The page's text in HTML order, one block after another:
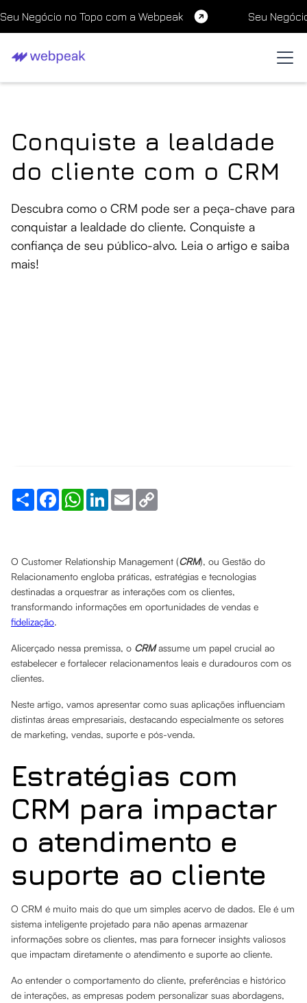
Seu Negócio no Topo com a Webpeak Seu
Conquiste a lealdade
do cliente com o CRM
Descubra como o CRM pode ser a peça-chave para
conquistar a lealdade do cliente. Conquiste a
confiança de seu público-alvo. Leia o artigo e saiba
mais!
Share FacebookWhatsApp
LinkedInEmail
O Customer Relationship Management (CRM), ou Gestão do
Relacionamento engloba práticas, estratégias e tecnologias
destinadas a orquestrar as interações com os clientes,
transformando informações em oportunidades de vendas e
fidelização.
Alicerçado nessa premissa, o CRMassume um papel crucial ao
estabelecer e fortalecer relacionamentos leais e duradouros com os
clientes.
Neste artigo, vamos apresentar como suas aplicações influenciam
distintas áreas empresariais, destacando especialmente os setores
de marketing, vendas, suporte e pós-venda.
Estratégias com
CRM para impactar
o atendimento e
suporte ao cliente
O CRM é muito mais do que um simples acervo de dados. Ele é um
sistema inteligente projetado para não apenas armazenar
informações sobre os clientes, mas para fornecer insights valiosos
que impactam diretamente o atendimento e suporte ao cliente.
Ao entender o comportamento do cliente, preferências e histórico
de interações, as empresas podem personalizar suas abordagens,